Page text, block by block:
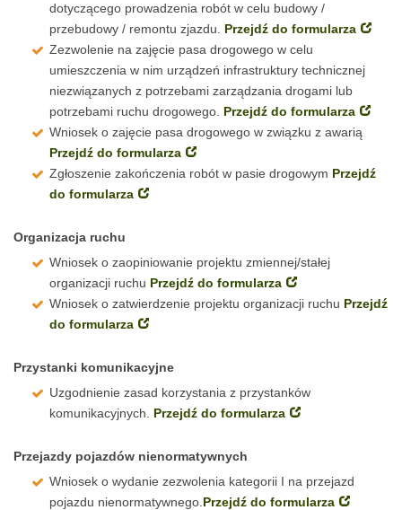
dotyczącego prowadzenia robót w celu budowy /
przebudowy / remontu zjazdu. Przejdź do formularza
Zezwolenie na zajęcie pasa drogowego w celu
umieszczenia w nim urządzeń infrastruktury technicznej
niezwiązanych z potrzebami zarządzania drogami lub
potrzebami ruchu drogowego. Przejdź do formularza
Wniosek o zajęcie pasa drogowego w związku z awarią
Przejdź do formularza
Zgłoszenie zakończenia robót w pasie drogowym Przejdź
do formularza
Organizacja ruchu
Wniosek o zaopiniowanie projektu zmiennej/stałej
organizacji ruchu Przejdź do formularza
Wniosek o zatwierdzenie projektu organizacji ruchu Przejdź
do formularza
Przystanki komunikacyjne
Uzgodnienie zasad korzystania z przystanków
komunikacyjnych. Przejdź do formularza
Przejazdy pojazdów nienormatywnych
Wniosek o wydanie zezwolenia kategorii I na przejazd
pojazdu nienormatywnego. Przejdź do formularza